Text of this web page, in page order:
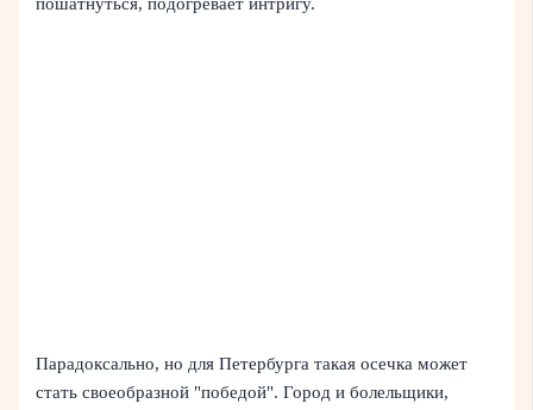
Парадоксально, но для Петербурга такая осечка может
стать своеобразной "победой". Город и болельщики,